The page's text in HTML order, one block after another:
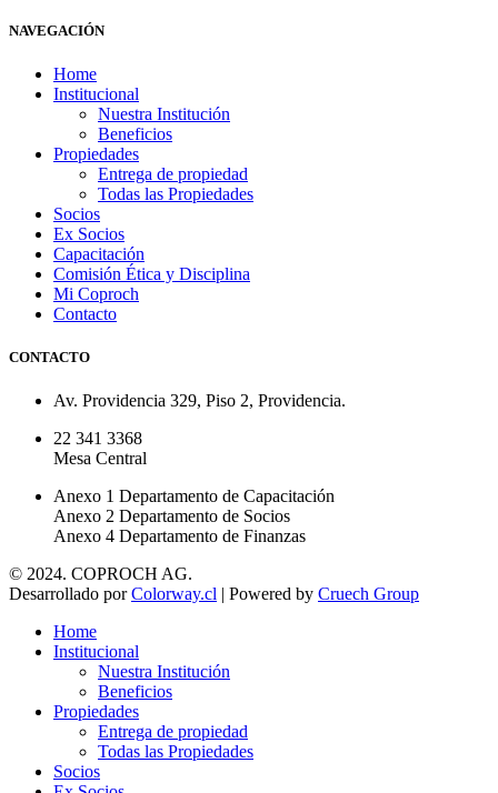
NAVEGACIÓN
Home
Institucional
Nuestra Institución
Beneficios
Propiedades
Entrega de propiedad
Todas las Propiedades
Socios
Ex Socios
Capacitación
Comisión Ética y Disciplina
Mi Coproch
Contacto
CONTACTO
Av. Providencia 329, Piso 2, Providencia.
22 341 3368
Mesa Central
Anexo 1 Departamento de Capacitación
Anexo 2 Departamento de Socios
Anexo 4 Departamento de Finanzas
© 2024. COPROCH AG.
Desarrollado porColorway.cl | Powered by Cruech Group
Home
Institucional
Nuestra Institución
Beneficios
Propiedades
Entrega de propiedad
Todas las Propiedades
Socios